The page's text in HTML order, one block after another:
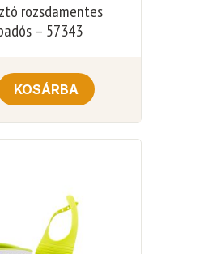
rozsdamentes
– 57343
KOSÁRBA